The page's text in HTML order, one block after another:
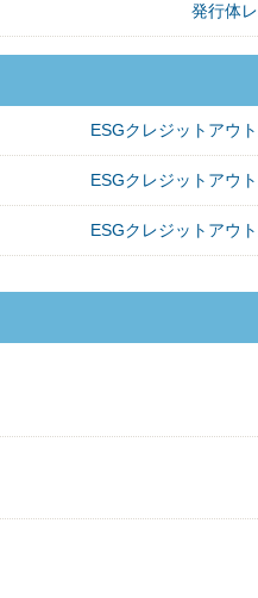
発行体
ESGクレジットアウ
ESGクレジットアウ
ESGクレジットアウ